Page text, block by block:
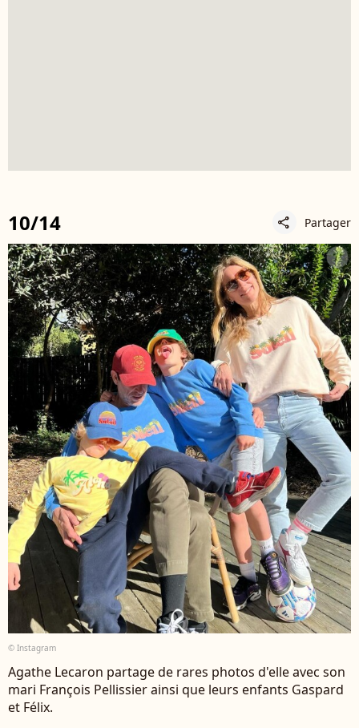
10/14 share Partager
© Instagram
Agathe Lecaron partage de rares photos d'elle avec son
mari François Pellissier ainsi que leurs enfants Gaspard
et Félix.